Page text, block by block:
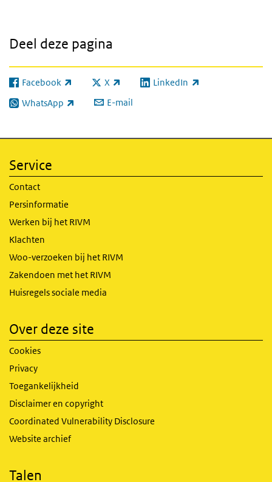
Deel deze pagina
Facebook
(externe link) X
(externe link) LinkedIn
(externe link)
WhatsApp
(externe link) E-mail
Service
Contact
Persinformatie
Werken bij het RIVM
Klachten
Woo-verzoeken bij het RIVM
Zakendoen met het RIVM
Huisregels sociale media
Over deze site
Cookies
Privacy
Toegankelijkheid
Disclaimer en copyright
Coordinated Vulnerability Disclosure
Website archief
Talen